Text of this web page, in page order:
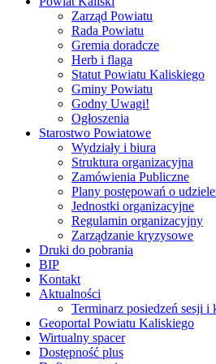
Zarząd Powiatu
Rada Powiatu
Gremia doradcze
Herb i flaga
Statut Powiatu Kaliskiego
Gminy Powiatu
Godny Uwagi!
Ogłoszenia
Starostwo Powiatowe
Wydziały i biura
Struktura organizacyjna
Zamówienia Publiczne
Plany postępowań o
Jednostki organizacyjne
Regulamin organizacyjny
Zarządzanie kryzysowe
Druki do pobrania
BIP
Kontakt
Aktualności
Terminarz posiedzeń sesji
Geoportal Powiatu Kaliskiego
Wirtualny spacer
Dostępność plus